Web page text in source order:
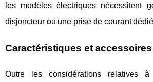
les modèles électriques nécessitent
disjoncteur ou une prise de courant
Caractéristiques et accessoires
Outre les considérations relatives